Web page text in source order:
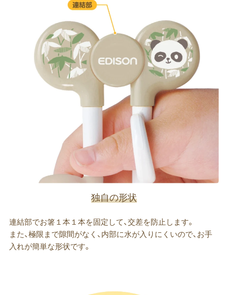
独自の形状
連結部でお箸１本１本を固定して、交差を防止します。
また、極限まで隙間がなく、内部に水が入りにくいので、お手
入れが簡単な形状です。